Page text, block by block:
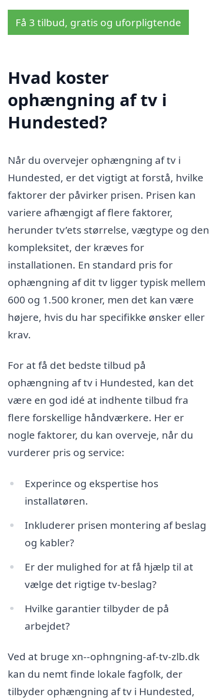
Få 3 tilbud, gratis og uforpligtende
Hvad koster
ophængning af tv i
Hundested?
Når du overvejer ophængning af tv i
Hundested, er det vigtigt at forstå, hvilke
faktorer der påvirker prisen. Prisen kan
variere afhængigt af flere faktorer,
herunder tv’ets størrelse, vægtype og den
kompleksitet, der kræves for
installationen. En standard pris for
ophængning af dit tv ligger typisk mellem
600 og 1.500 kroner, men det kan være
højere, hvis du har specifikke ønsker eller
krav.
For at få det bedste tilbud på
ophængning af tv i Hundested, kan det
være en god idé at indhente tilbud fra
flere forskellige håndværkere. Her er
nogle faktorer, du kan overveje, når du
vurderer pris og service:
Experince og ekspertise hos
installatøren.
Inkluderer prisen montering af beslag
og kabler?
Er der mulighed for at få hjælp til at
vælge det rigtige tv-beslag?
Hvilke garantier tilbyder de på
arbejdet?
Ved at bruge xn--ophngning-af-tv-zlb.dk
kan du nemt finde lokale fagfolk, der
tilbyder ophængning af tv i Hundested,